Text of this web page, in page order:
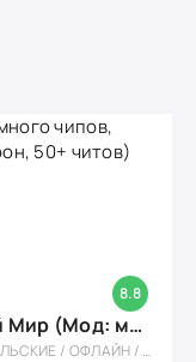
8.8
Toilet Fight Открытый Мир (Мод: много чипов, денег, все открыто, бессмертие, урон, 50+ читов)
АРКАДЫ / ОДНОПОЛЬЗОВАТЕЛЬСКИЕ / ОФЛАЙН / МОД / РОЛЕВЫЕ / ШУТЕРЫ / ОТКРЫТЫЙ МИР / ВСТРОЕННЫЙ КЕШ / 3D / ЭКШЕНЫ / ТУАЛЕТНЫЕ ВОЙНЫ / ДЛЯ ДЕТЕЙ